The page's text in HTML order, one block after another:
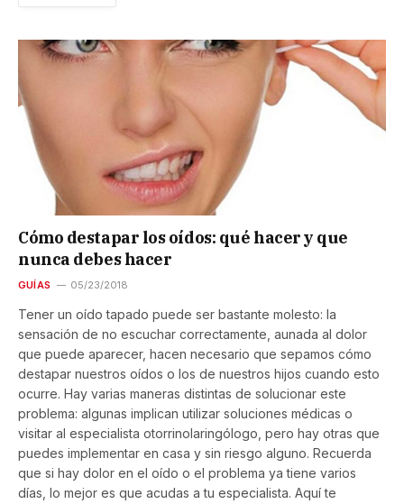
Cómo destapar los oídos: qué hacer y que
nunca debes hacer
GUÍAS 05/23/2018
Tener un oído tapado puede ser bastante molesto: la
sensación de no escuchar correctamente, aunada al dolor
que puede aparecer, hacen necesario que sepamos cómo
destapar nuestros oídos o los de nuestros hijos cuando esto
ocurre. Hay varias maneras distintas de solucionar este
problema: algunas implican utilizar soluciones médicas o
visitar al especialista otorrinolaringólogo, pero hay otras que
puedes implementar en casa y sin riesgo alguno. Recuerda
que si hay dolor en el oído o el problema ya tiene varios
días, lo mejor es que acudas a tu especialista. Aquí te